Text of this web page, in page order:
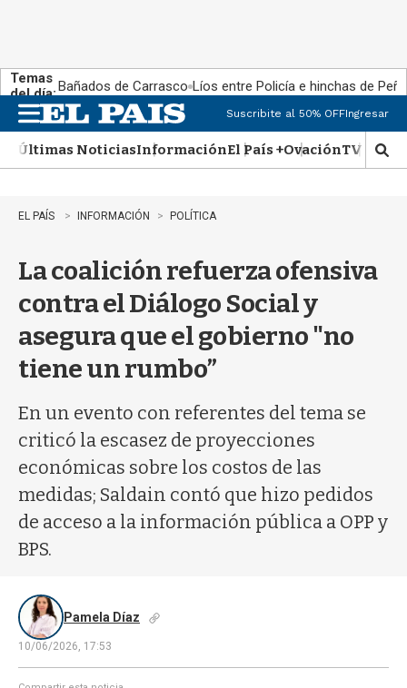
Temas
del día:Bañados de Carrasco Líos entre Policía e hinchas de
n
u
Suscribite al 50% OFFIngresar
Últimas NoticiasInformaciónEl País +OvaciónTV Show
M
o
EL PAÍS INFORMACIÓN POLÍTICA
La coalición refuerza ofensiva
contra el Diálogo Social y
asegura que el gobierno "no
tiene un rumbo”
En un evento con referentes del tema se
criticó la escasez de proyecciones
económicas sobre los costos de las
medidas; Saldain contó que hizo pedidos
de acceso a la información pública a OPP y
BPS.
Pamela Díaz
10/06/2026, 17:53